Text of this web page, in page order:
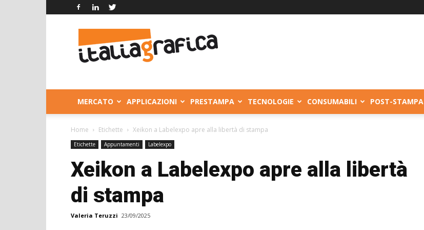
Grafica
MERCATO APPLICAZIONI PRESTAMPA TECNOLOGIE CONSUMABILI POST-STAMPA
Home Etichette Xeikon a Labelexpo apre alla libertà di stampa
Etichette Appuntamenti Labelexpo
Xeikon a Labelexpo apre alla libertà
di stampa
Valeria Teruzzi 23/09/2025